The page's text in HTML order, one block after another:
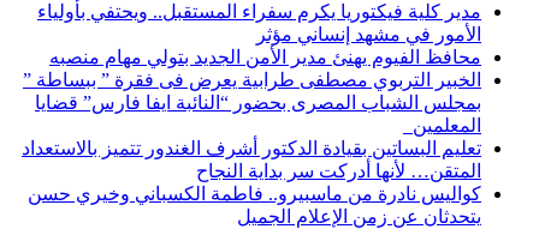
مدير كلية فيكتوريا يكرم سفراء المستقبل.. ويحتفي بأولياء
الأمور في مشهد إنساني مؤثر
محافظ الفيوم يهنئ مدير الأمن الجديد بتولي مهام منصبه
الخبير التربوي مصطفى طرابية يعرض فى فقرة ” ببساطة ”
بمجلس الشباب المصرى بحضور “النائبة ايفا فارس” قضايا
المعلمين
تعليم البساتين بقيادة الدكتور أشرف الغندور تتميز بالاستعداد
المتقن… لأنها أدركت سر بداية النجاح
كواليس نادرة من ماسبيرو.. فاطمة الكسباني وخيري حسن
يتحدثان عن زمن الإعلام الجميل